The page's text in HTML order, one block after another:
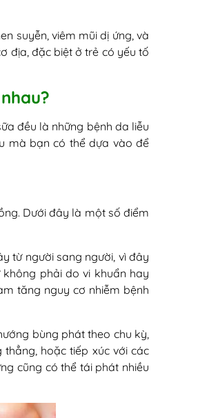
suyễn, viêm mũi dị ứng, và
địa, đặc biệt ở trẻ có yếu tố
đều là những bệnh da liễu
mà bạn có thể dựa vào để
Dưới đây là một số điểm
từ người sang người, vì đây
phải do vi khuẩn hay
tăng nguy cơ nhiễm bệnh
bùng phát theo chu kỳ,
hoặc tiếp xúc với các
cũng có thể tái phát nhiều